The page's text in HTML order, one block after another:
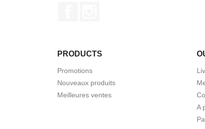
PRODUCTS
Promotions
Nouveaux produits
Meilleures ventes
A